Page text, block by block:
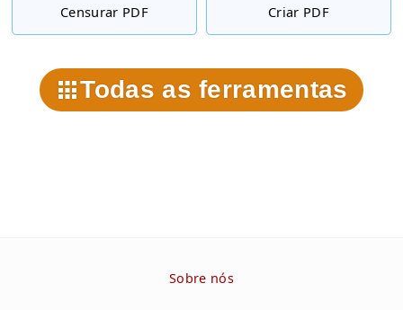
Censurar PDF Criar PDF
Todas as ferramentas
Sobre nós